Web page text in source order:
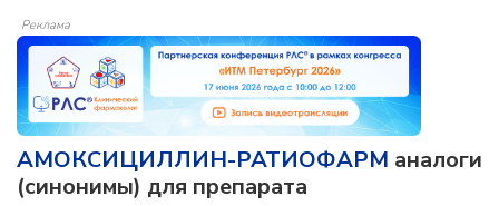
Реклама
АМОКСИЦИЛЛИН-РАТИОФАРМ аналоги
(синонимы) для препарата